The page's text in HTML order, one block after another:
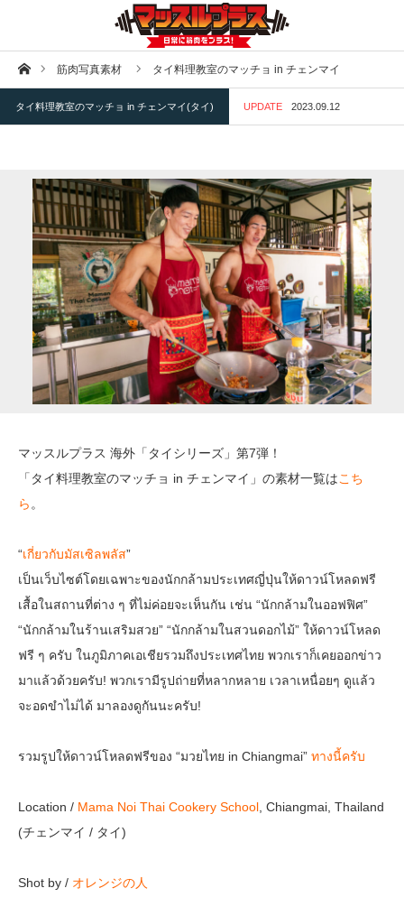
ホーム筋肉写真素材 タイ料理教室のマッチョ in チェンマイ
タイ料理教室のマッチョ in チェンマイ(タイ) UPDATE 2023.09.12
マッスルプラス 海外「タイシリーズ」第7弾！
「タイ料理教室のマッチョ in チェンマイ」の素材一覧はこち
ら 。
“เกี่ยวกับมัสเซิลพลัส”
เป็นเว็บไซต์โดยเฉพาะของนักกล้ามประเทศญี่ปุ่นให้ดาวน์โหลดฟรี
เสื้อในสถานที่ต่าง ๆ ที่ไม่ค่อยจะเห็นกัน เช่น “นักกล้ามในออฟฟิศ”
“นักกล้ามในร้านเสริมสวย” “นักกล้ามในสวนดอกไม้” ให้ดาวน์โหลด
ฟรี ๆ ครับ ในภูมิภาคเอเชียรวมถึงประเทศไทย พวกเราก็เคยออกข่าว
มาแล้วด้วยครับ! พวกเรามีรูปถ่ายที่หลากหลาย เวลาเหนื่อยๆ ดูแล้ว
จะอดขำไม่ได้ มาลองดูกันนะครับ!
รวมรูปให้ดาวน์โหลดฟรีของ “มวยไทย in Chiangmai” ทางนี้ครับ
Location / Mama Noi Thai Cookery School , Chiangmai, Thailand
(チェンマイ / タイ)
Shot by / オレンジの人